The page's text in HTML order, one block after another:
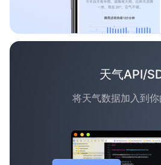
天气API/
将天气数据加入到